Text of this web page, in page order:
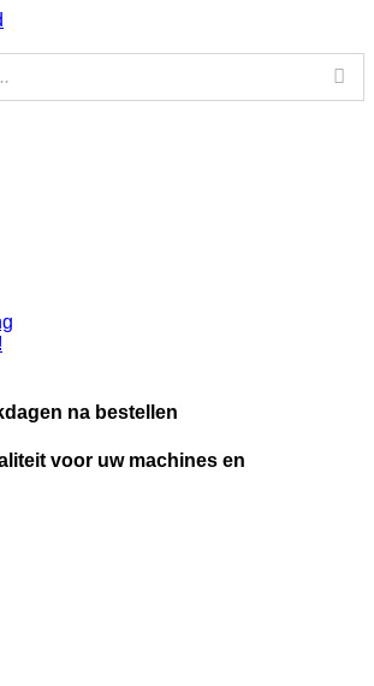
na bestellen
voor uw machines en